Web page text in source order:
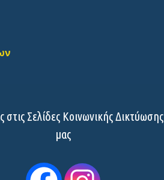
στις Σελίδες Κοινωνικής Δικτύωσης
μας